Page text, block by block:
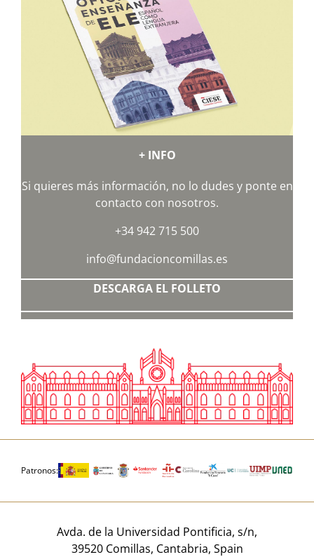
+ INFO
Si quieres más información, no lo dudes y ponte en
contacto con nosotros.
+34 942 715 500
info@fundacioncomillas.es
DESCARGA EL FOLLETO
Patronos:
Avda. de la Universidad Pontificia, s/n,
39520 Comillas, Cantabria, Spain